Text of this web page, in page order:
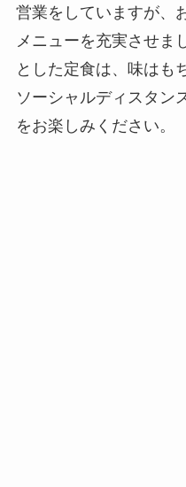
営業をしていますが、
メニューを充実させま
とした定食は、味はも
ソーシャルディスタン
をお楽しみください。